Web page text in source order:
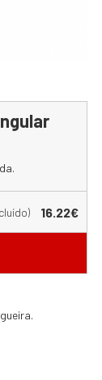
16.22€